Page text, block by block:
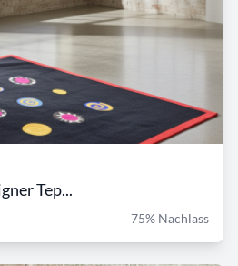
Tep...
75% Nachlass